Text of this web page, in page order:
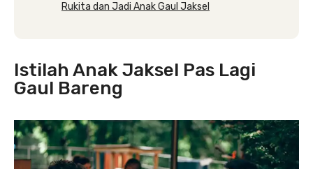
Rukita dan Jadi Anak Gaul Jaksel
Istilah Anak Jaksel Pas Lagi
Gaul Bareng